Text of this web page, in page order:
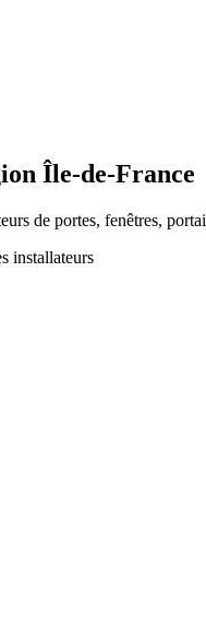
Île-de-France
de portes, fenêtres,
installateurs